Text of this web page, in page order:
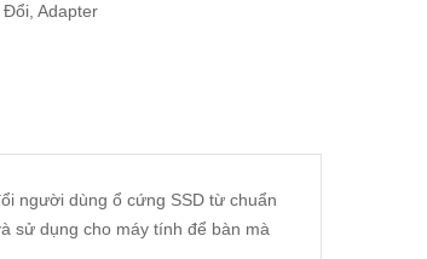
Adapter
người dùng ổ cứng SSD từ chuẩn
sử dụng cho máy tính để bàn mà